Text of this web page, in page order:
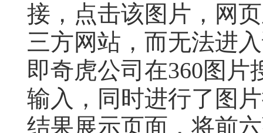
接，点击该图片，网
三方网站，而无法进
即奇虎公司在360图片
输入，同时进行了图
结果展示页面，将前